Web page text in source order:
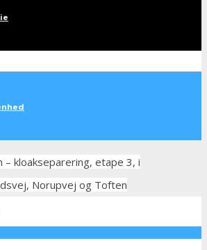
– kloakseparering, etape 3, i
Norupvej og Toften